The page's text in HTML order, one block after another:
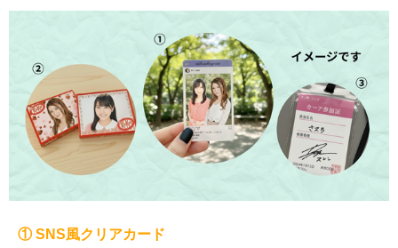
① SNS風クリアカード